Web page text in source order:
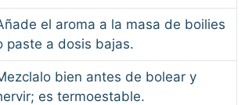
el aroma a la masa de boilies
paste a dosis bajas.
bien antes de bolear y
es termoestable.